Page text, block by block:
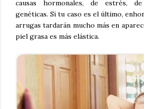
causas hormonales, de estrés,
genéticas. Si tu caso es el último,
arrugas tardarán mucho más en
piel grasa es más elástica.